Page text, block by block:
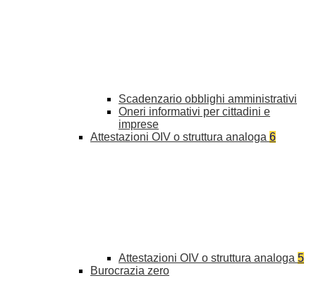
Scadenzario obblighi amministrativi
Oneri informativi per cittadini e
imprese
Attestazioni OIV o struttura analoga 6
Attestazioni OIV o struttura analoga 5
Burocrazia zero